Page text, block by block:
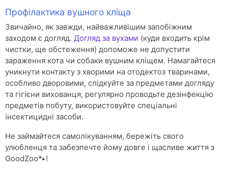
Профілактика вушного кліща
Звичайно, як завжди, найважливішим запобіжним
заходом є догляд. Догляд за вухами (куди входить крім
чистки, ще обстеження) допоможе не допустити
зараження кота чи собаки вушним кліщем. Намагайтеся
уникнути контакту з хворими на отодектоз тваринами,
особливо дворовими, слідкуйте за предметами догляду
та гігієни вихованця, регулярно проводьте дезінфекцію
предметів побуту, використовуйте спеціальні
інсектицидні засоби.
Не займайтеся самолікуванням, бережіть свого
улюбленця та забезпечте йому довге і щасливе життя з
GoodZoo🐾!